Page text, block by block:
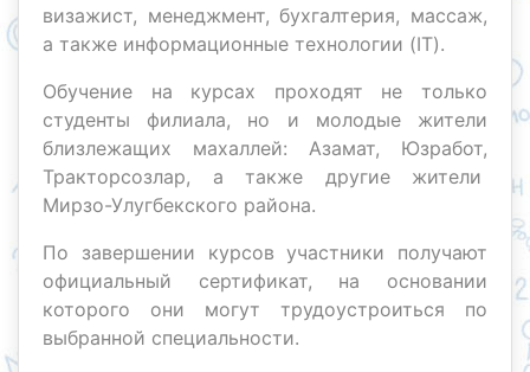
визажист, менеджмент, бухгалтерия, массаж,
а также информационные технологии (IT).
Обучение на курсах проходят не только
студенты филиала, но и молодые жители
близлежащих махаллей: Азамат, Юзработ,
Тракторсозлар, а также другие жители
Мирзо-Улугбекского района.
По завершении курсов участники получают
официальный сертификат, на основании
которого они могут трудоустроиться по
выбранной специальности.